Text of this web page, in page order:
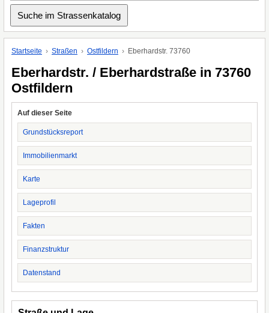
Startseite Straßen Ostfildern Eberhardstr. 73760
Eberhardstr. / Eberhardstraße in 73760
Ostfildern
Auf dieser Seite
Grundstücksreport
Immobilienmarkt
Karte
Lageprofil
Fakten
Finanzstruktur
Datenstand